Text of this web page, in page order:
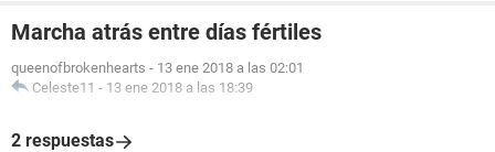
Marcha atrás entre días fértiles
queenofbrokenhearts - 13 ene 2018 a las 02:01
Celeste11 - 13 ene 2018 a las 18:39
2 respuestas